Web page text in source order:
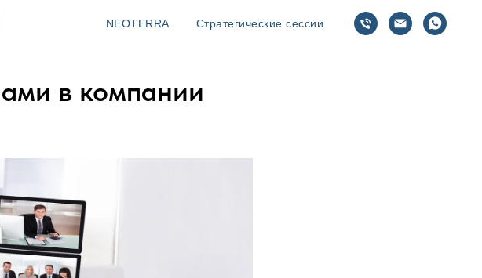
NEOTERRA Стратегические сессии
в компании